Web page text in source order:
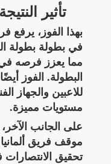
تأثير
بهذا الفوز، يرفع
مما يعزز فرصه في
البطولة. الفوز
للاعبين والجهاز
مستويات مميزة.
على الجانب
موقف فريق
تحقيق الانتصارات